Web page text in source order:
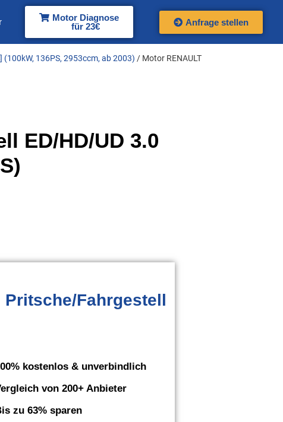
Motor Diagnose
für 23€
Anfrage stellen
(100kW, 136PS, 2953ccm, ab 2003) / Motor RENAULT
ED/HD/UD 3.0
Pritsche/Fahrgestell
kostenlos & unverbindlich
von 200+ Anbieter
zu 63% sparen